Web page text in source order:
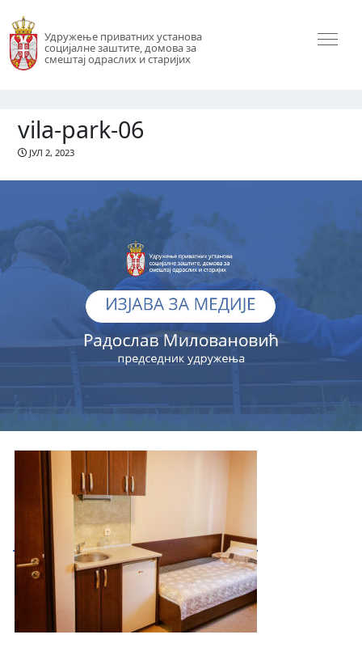
Удружење приватних установа
социјалне заштите, домова за
смештај одраслих и старијих
vila-park-06
ЈУЛ 2, 2023